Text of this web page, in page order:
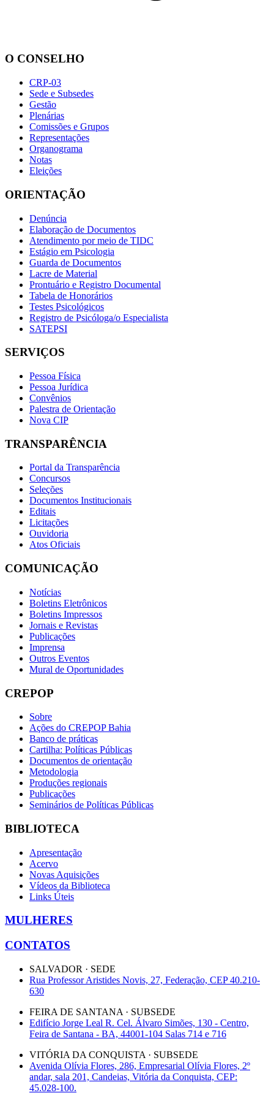
O CONSELHO
CRP-03
Sede e Subsedes
Gestão
Plenárias
Comissões e Grupos
Representações
Organograma
Notas
Eleições
ORIENTAÇÃO
Denúncia
Elaboração de Documentos
Atendimento por meio de TIDC
Estágio em Psicologia
Guarda de Documentos
Lacre de Material
Prontuário e Registro Documental
Tabela de Honorários
Testes Psicológicos
Registro de Psicóloga/o Especialista
SATEPSI
SERVIÇOS
Pessoa Física
Pessoa Jurídica
Convênios
Palestra de Orientação
Nova CIP
TRANSPARÊNCIA
Portal da Transparência
Concursos
Seleções
Documentos Institucionais
Editais
Licitações
Ouvidoria
Atos Oficiais
COMUNICAÇÃO
Notícias
Boletins Eletrônicos
Boletins Impressos
Jornais e Revistas
Publicações
Imprensa
Outros Eventos
Mural de Oportunidades
CREPOP
Sobre
Ações do CREPOP Bahia
Banco de práticas
Cartilha: Políticas Públicas
Documentos de orientação
Metodologia
Produções regionais
Publicações
Seminários de Políticas Públicas
BIBLIOTECA
Apresentação
Acervo
Novas Aquisições
Vídeos da Biblioteca
Links Úteis
MULHERES
CONTATOS
SALVADOR · SEDE
Rua Professor Aristides Novis, 27, Federação, CEP 40.210-
630
FEIRA DE SANTANA · SUBSEDE
Edifício Jorge Leal R. Cel. Álvaro Simões, 130 - Centro,
Feira de Santana - BA, 44001-104 Salas 714 e 716
VITÓRIA DA CONQUISTA · SUBSEDE
Avenida Olívia Flores, 286, Empresarial Olívia Flores, 2º
andar, sala 201, Candeias, Vitória da Conquista, CEP:
45.028-100.